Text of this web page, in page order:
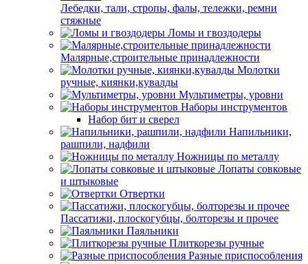
Лебедки, тали, стропы, фалы, тележки, ремни
стяжные
Ломы и гвоздодеры
Малярные,строительные принадлежности
Молотки
ручные, киянки,кувалды
Мультиметры, уровни
Наборы инструментов
Набор бит и сверел
Напильники,
рашпили, надфили
Ножницы по металлу
Лопаты совковые
и штыковые
Отвертки
Пассатижи, плоскогубцы, болторезы и прочее
Паяльники
Плиткорезы ручные
Разные приспособления